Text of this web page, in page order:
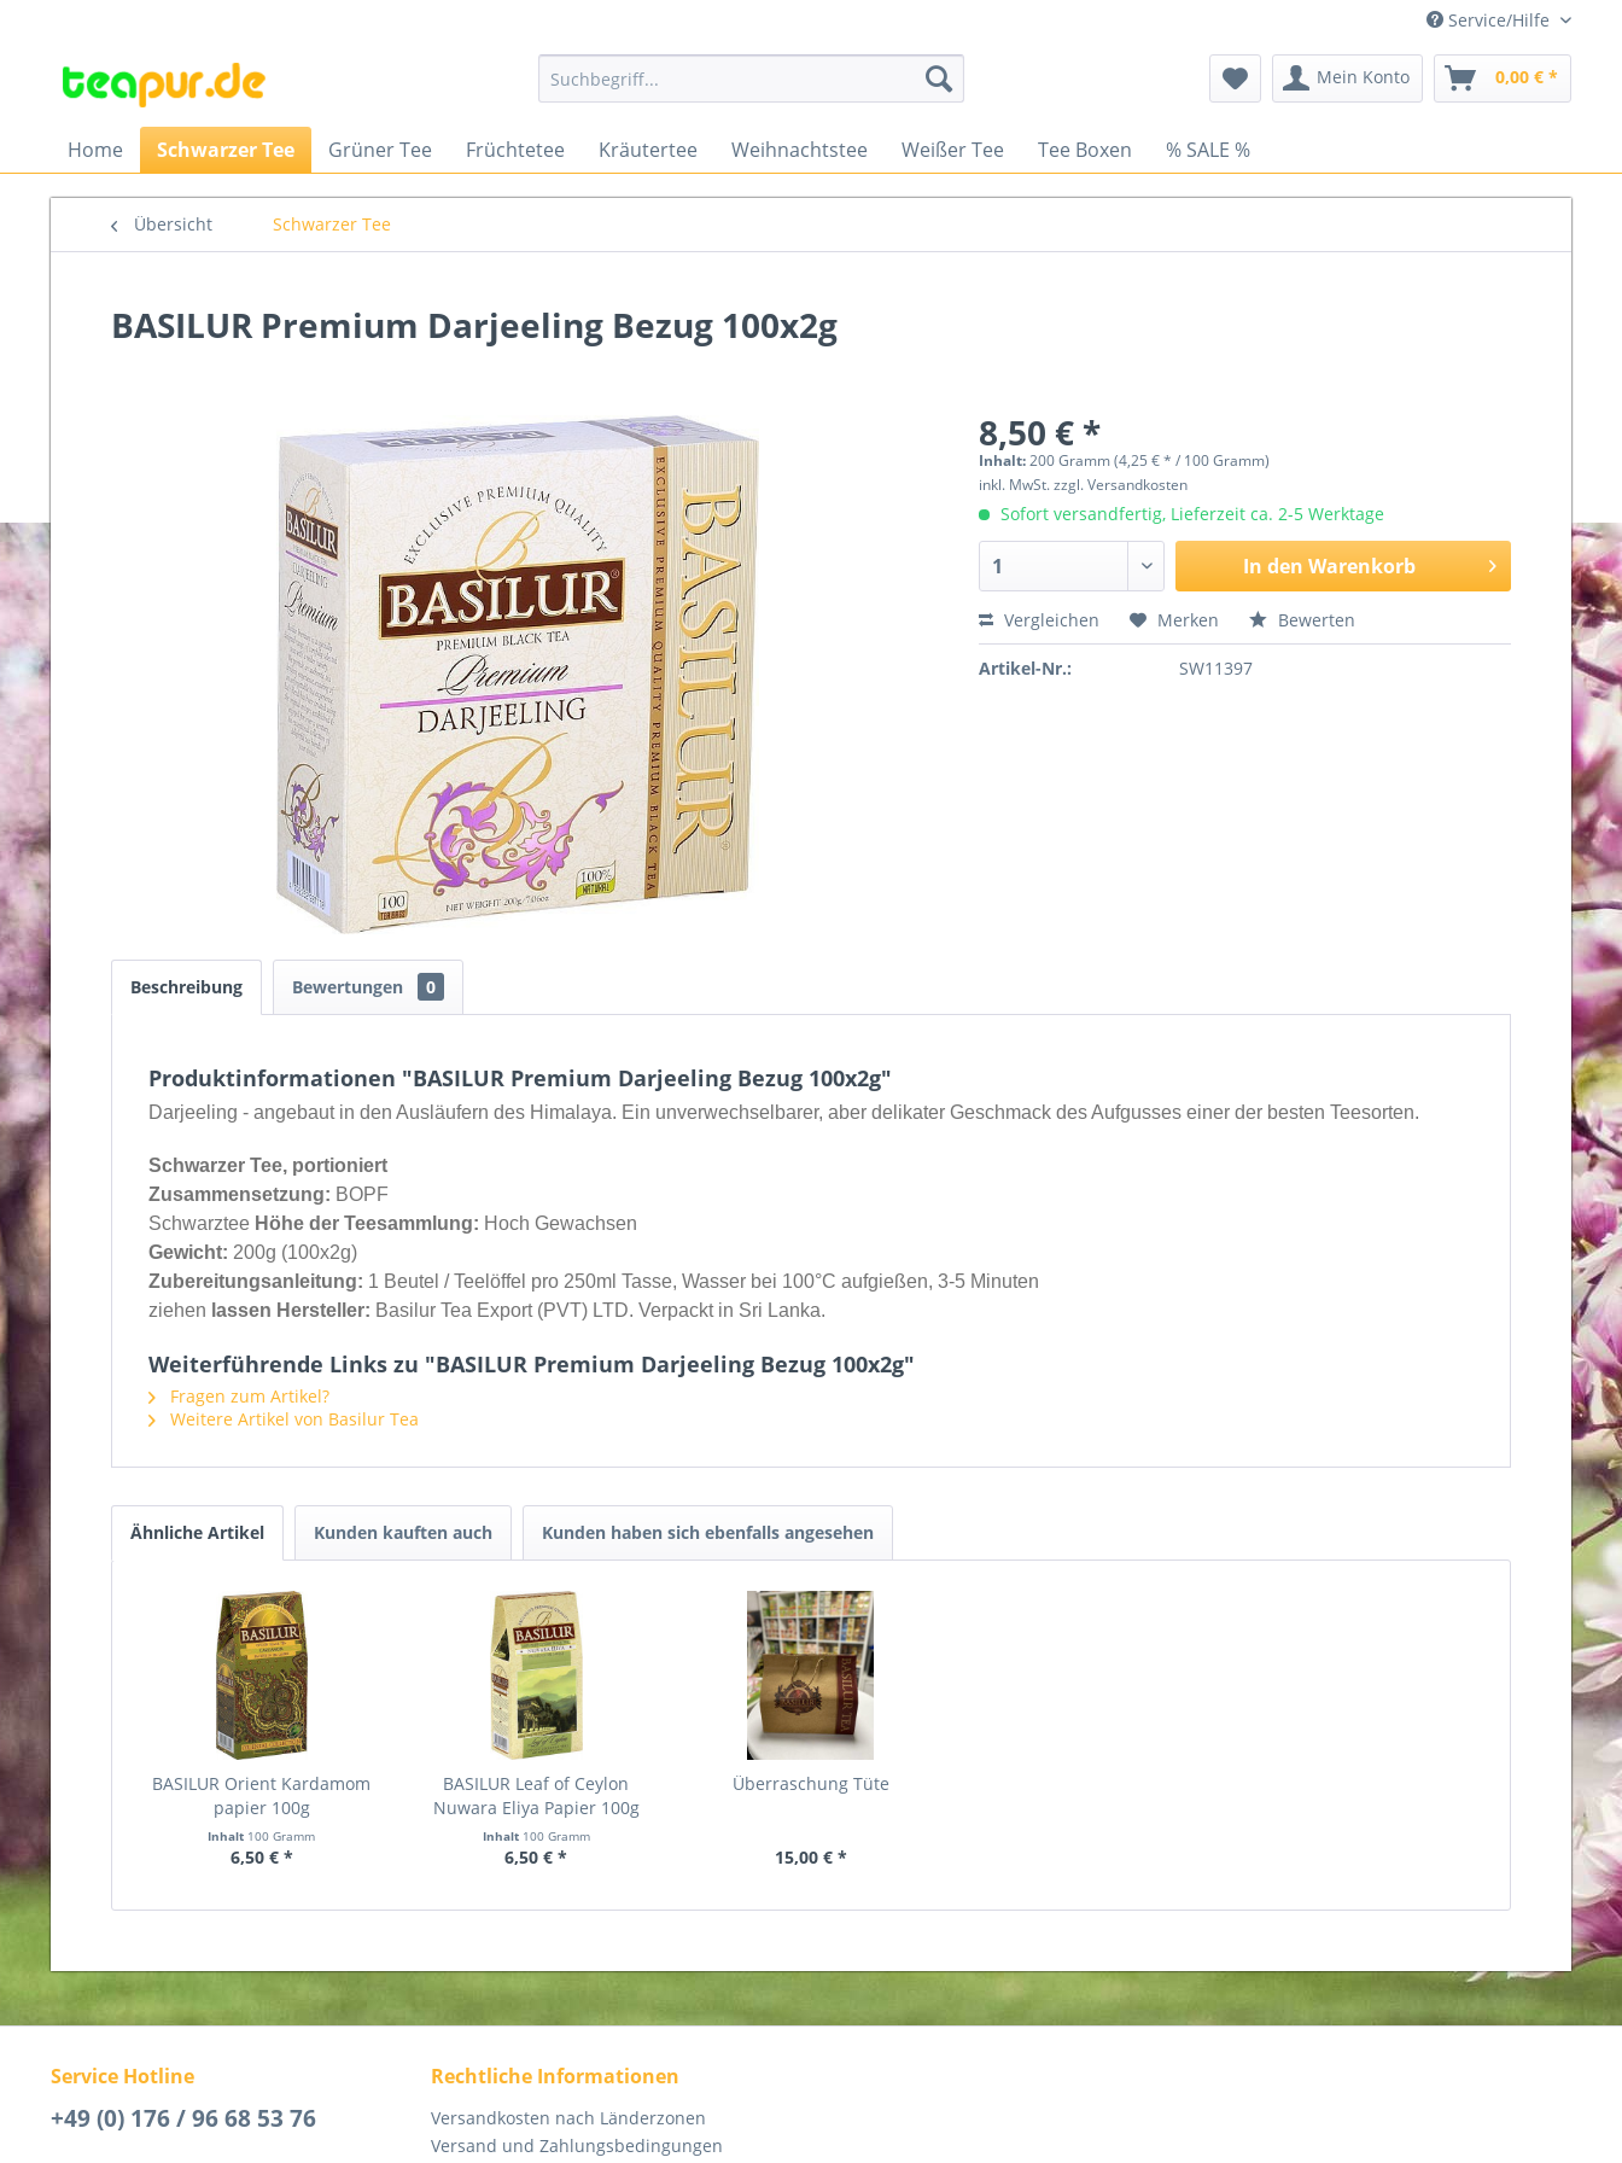
Service/Hilfe
Mein Konto 0,00 € *
Home Schwarzer Tee Grüner Tee Früchtetee Kräutertee Weihnachtstee Weißer Tee Tee Boxen % SALE %
Übersicht Schwarzer Tee
BASILUR Premium Darjeeling Bezug 100x2g
8,50 € *
Inhalt:200 Gramm (4,25 € * / 100 Gramm)
inkl. MwSt.zzgl. Versandkosten
Sofort versandfertig, Lieferzeit ca. 2-5 Werktage
In den Warenkorb
Vergleichen Merken Bewerten
Artikel-Nr.: SW11397
Beschreibung Bewertungen 0
Produktinformationen "BASILUR Premium Darjeeling Bezug 100x2g"
Darjeeling - angebaut in den Ausläufern des Himalaya. Ein unverwechselbarer, aber delikater Geschmack des Aufgusses einer der besten Teesorten.
Schwarzer Tee, portioniert
Zusammensetzung: BOPF
Schwarztee Höhe der Teesammlung: Hoch Gewachsen
Gewicht: 200g (100x2g)
Zubereitungsanleitung: 1 Beutel / Teelöffel pro 250ml Tasse, Wasser bei 100°C aufgießen, 3-5 Minuten
ziehen lassen Hersteller: Basilur Tea Export (PVT) LTD. Verpackt in Sri Lanka.
Weiterführende Links zu "BASILUR Premium Darjeeling Bezug 100x2g"
Fragen zum Artikel?
Weitere Artikel von Basilur Tea
Ähnliche Artikel Kunden kauften auch Kunden haben sich ebenfalls angesehen
BASILUR Orient Kardamom
papier 100g
Inhalt 100 Gramm
6,50 € *
BASILUR Leaf of Ceylon
Nuwara Eliya Papier 100g
Inhalt 100 Gramm
6,50 € *
Überraschung Tüte
15,00 € *
Service Hotline
+49 (0) 176 / 96 68 53 76
Rechtliche Informationen
Versandkosten nach Länderzonen
Versand und Zahlungsbedingungen